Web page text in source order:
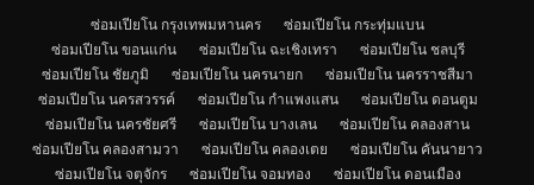
ซ่อมเปียโน กรุงเทพมหานคร
ซ่อมเปียโน กระทุ่มแบน
ซ่อมเปียโน ขอนแก่น
ซ่อมเปียโน ฉะเชิงเทรา
ซ่อมเปียโน ชลบุรี
ซ่อมเปียโน ชัยภูมิ
ซ่อมเปียโน นครนายก
ซ่อมเปียโน นครราชสีมา
ซ่อมเปียโน นครสวรรค์
ซ่อมเปียโน กำแพงแสน
ซ่อมเปียโน ดอนตูม
ซ่อมเปียโน นครชัยศรี
ซ่อมเปียโน บางเลน
ซ่อมเปียโน คลองสาน
ซ่อมเปียโน คลองสามวา
ซ่อมเปียโน คลองเตย
ซ่อมเปียโน คันนายาว
ซ่อมเปียโน จตุจักร
ซ่อมเปียโน จอมทอง
ซ่อมเปียโน ดอนเมือง